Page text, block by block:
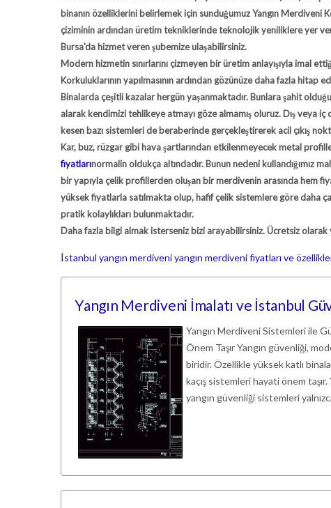
binanın özelliklerini belirlemek için sunduğumuzYangın Merdiveni
çiziminin ardından üretim tekniklerinde teknolojik yeniliklere yer
Bursa'da hizmet veren şubemize ulaşabilirsiniz.
Modern hizmetin sınırlarını çizmeyen bir üretim anlayışıyla imal
Korkuluklarının yapılmasının ardından gözünüze daha fazla hitap
Binalarda çeşitli kazalar hergün yaşanmaktadır. Bunlara şahit
alarak kendimizi tehlikeye atmayı göze almamış oluruz. Dış veya
kesen bazı sistemleri de beraberinde gerçekleştirerek acil çıkış
Kar, buz, rüzgar gibi hava şartlarından etkilenmeyecek metal
fiyatlarınormalin oldukça altındadır. Bunun nedeni kullandığımız
bir yapıyla çelik profillerden oluşan bir merdivenin arasında hem
yüksek fiyatlarla satılmakta olup, hafif çelik sistemlere göre daha
pratik kolaylıkları bulunmaktadır.
Daha fazla bilgi almak isterseniz bizi arayabilirsiniz. Ücretsiz
İstanbul yangın merdiveniyangın merdiveni fiyatları ve
Yangın Merdiveni İmalatı ve İstanbul
Yangın Merdiveni Sistemleri ile
Önem Taşır Yangın güvenliği,
biridir. Özellikle yüksek katlı
kaçış sistemleri hayati önem
yangın güvenliği sistemleri